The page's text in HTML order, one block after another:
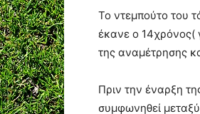
Το ντεμπούτο του
έκανε ο 14χρόνος(
της αναμέτρησης
Πριν την έναρξη
συμφωνηθεί